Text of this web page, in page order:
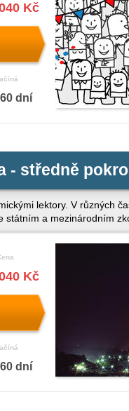
Kč
dní
- středně
lektory. V různých
státním a mezinárodním
Kč
dní